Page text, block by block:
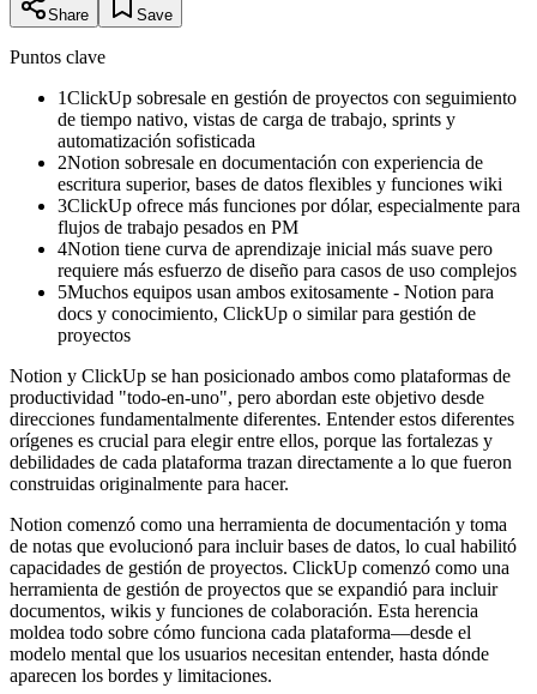
Share Save
Puntos clave
1ClickUp sobresale en gestión de proyectos con seguimiento
de tiempo nativo, vistas de carga de trabajo, sprints y
automatización sofisticada
2Notion sobresale en documentación con experiencia de
escritura superior, bases de datos flexibles y funciones wiki
3ClickUp ofrece más funciones por dólar, especialmente para
flujos de trabajo pesados en PM
4Notion tiene curva de aprendizaje inicial más suave pero
requiere más esfuerzo de diseño para casos de uso complejos
5Muchos equipos usan ambos exitosamente - Notion para
docs y conocimiento, ClickUp o similar para gestión de
proyectos
Notion y ClickUp se han posicionado ambos como plataformas de
productividad "todo-en-uno", pero abordan este objetivo desde
direcciones fundamentalmente diferentes. Entender estos diferentes
orígenes es crucial para elegir entre ellos, porque las fortalezas y
debilidades de cada plataforma trazan directamente a lo que fueron
construidas originalmente para hacer.
Notion comenzó como una herramienta de documentación y toma
de notas que evolucionó para incluir bases de datos, lo cual habilitó
capacidades de gestión de proyectos. ClickUp comenzó como una
herramienta de gestión de proyectos que se expandió para incluir
documentos, wikis y funciones de colaboración. Esta herencia
moldea todo sobre cómo funciona cada plataforma—desde el
modelo mental que los usuarios necesitan entender, hasta dónde
aparecen los bordes y limitaciones.